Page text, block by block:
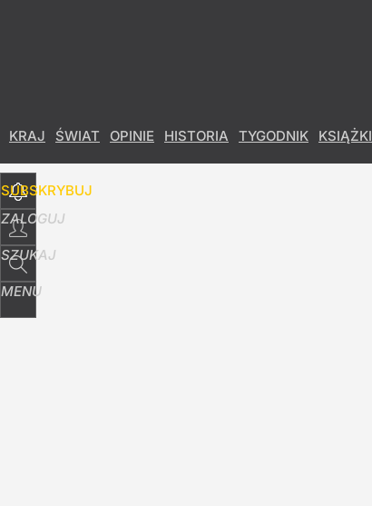
KRAJ ŚWIAT OPINIE HISTORIA TYGODNIK KSIĄŻKI
SUBSKRYBUJ
ZALOGUJ
SZUKAJ
MENU